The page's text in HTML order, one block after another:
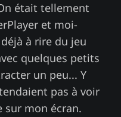
était tellement
et moi-
à rire du jeu
quelques petits
un peu... Y
pas à voir
sur mon écran.